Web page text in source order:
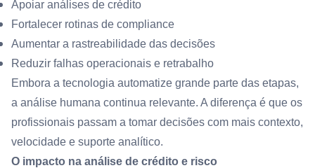
Apoiar análises de crédito
Fortalecer rotinas de compliance
Aumentar a rastreabilidade das decisões
Reduzir falhas operacionais e retrabalho
Embora a tecnologia automatize grande parte das etapas,
a análise humana continua relevante. A diferença é que os
profissionais passam a tomar decisões com mais contexto,
velocidade e suporte analítico.
O impacto na análise de crédito e risco